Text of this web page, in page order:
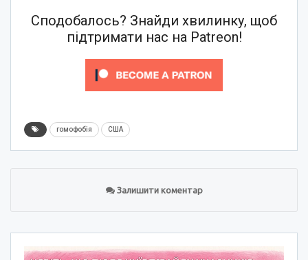
Сподобалось? Знайди хвилинку, щоб
підтримати нас на Patreon!
гомофобія США
Залишити коментар